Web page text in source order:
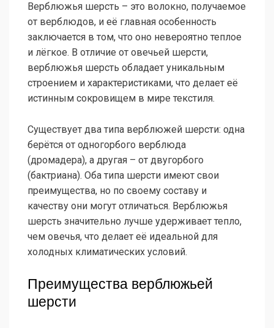
Верблюжья шерсть – это волокно, получаемое
от верблюдов, и её главная особенность
заключается в том, что оно невероятно теплое
и лёгкое. В отличие от овечьей шерсти,
верблюжья шерсть обладает уникальным
строением и характеристиками, что делает её
истинным сокровищем в мире текстиля.
Существует два типа верблюжей шерсти: одна
берётся от одногорбого верблюда
(дромадера), а другая – от двугорбого
(бактриана). Оба типа шерсти имеют свои
преимущества, но по своему составу и
качеству они могут отличаться. Верблюжья
шерсть значительно лучше удерживает тепло,
чем овечья, что делает её идеальной для
холодных климатических условий.
Преимущества верблюжьей
шерсти